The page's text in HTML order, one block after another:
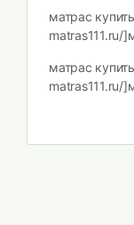
матрас
matras111.ru/
матрас
matras111.ru/